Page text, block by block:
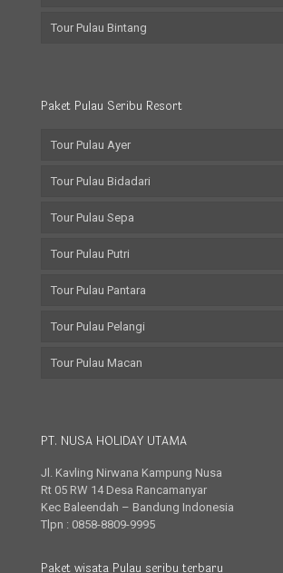
Tour Pulau Bintang
Paket Pulau Seribu Resort
Tour Pulau Ayer
Tour Pulau Bidadari
Tour Pulau Sepa
Tour Pulau Putri
Tour Pulau Pantara
Tour Pulau Pelangi
Tour Pulau Macan
PT. NUSA HOLIDAY UTAMA
Jl. Kavling Nirwana Kampung Nusa
Rt 05 RW 14 Desa Rancamanyar
Kec Baleendah – Bandung Indonesia
Tlpn : 0858-8809-9995
Paket wisata Pulau seribu terbaru